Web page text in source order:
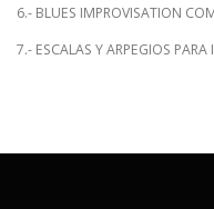
6.- BLUES IMPROVISATION
7.- ESCALAS Y ARPEGIOS